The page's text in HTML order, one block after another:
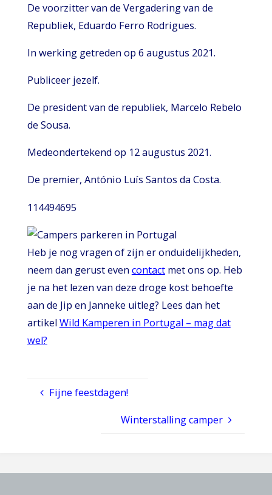
De voorzitter van de Vergadering van de
Republiek, Eduardo Ferro Rodrigues.
In werking getreden op 6 augustus 2021.
Publiceer jezelf.
De president van de republiek, Marcelo Rebelo
de Sousa.
Medeondertekend op 12 augustus 2021.
De premier, António Luís Santos da Costa.
114494695
Heb je nog vragen of zijn er onduidelijkheden,
neem dan gerust even contactmet ons op. Heb
je na het lezen van deze droge kost behoefte
aan de Jip en Janneke uitleg? Lees dan het
artikelWild Kamperen in Portugal – mag dat
wel?
Fijne feestdagen!
Winterstalling camper